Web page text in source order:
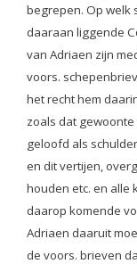
begrepen. Op welk
daaraan liggende
van Adriaen zijn
voors.
het recht hem
zoals dat
geloofd als
en dit vertijen,
houden etc. en alle
daarop komende
Adriaen daaruit
de voors. brieven